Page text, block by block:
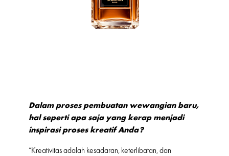
Dalam proses pembuatan wewangian baru,
hal seperti apa saja yang kerap menjadi
inspirasi proses kreatif Anda?
“Kreativitas adalah kesadaran, keterlibatan, dan